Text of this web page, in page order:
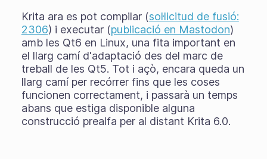
Krita ara es pot compilar (sol·licitud de fusió:
2306) i executar (publicació en Mastodon)
amb les Qt6 en Linux, una fita important en
el llarg camí d'adaptació des del marc de
treball de les Qt5. Tot i açò, encara queda un
llarg camí per recórrer fins que les coses
funcionen correctament, i passarà un temps
abans que estiga disponible alguna
construcció prealfa per al distant Krita 6.0.